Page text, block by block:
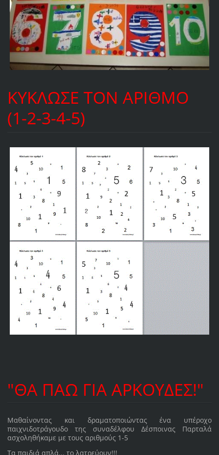
ΚΥΚΛΩΣΕ ΤΟΝ ΑΡΙΘΜΟ
(1-2-3-4-5)
"ΘΑ ΠΑΩ ΓΙΑ ΑΡΚΟΥΔΕΣ!"
Μαθαίνοντας και δραματοποιώντας ένα υπέροχο
παιχνιδοτράγουδο της συναδέλφου Δέσποινας Παρταλά
ασχοληθήκαμε με τους αριθμούς 1-5
Τα παιδιά απλά... το λατρεύουν!!!